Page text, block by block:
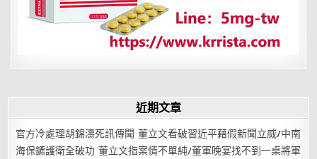
近期文章
官方冷處理胡錦濤死訊傳聞 董立文看破習近平藉假新聞立威/中南
海保鑣護衛全破功 董立文指案情不單純/董軍晚宴找不到一桌將軍